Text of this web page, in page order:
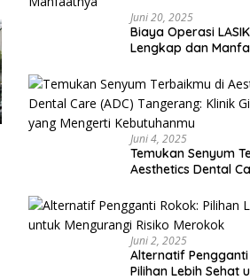
Juni 20, 2025
Biaya Operasi
Lengkap dan
Juni 4, 2025
Temukan Senyum
Aesthetics Dental
yang Mengerti
Juni 2, 2025
Alternatif
Pilihan Lebih Sehat